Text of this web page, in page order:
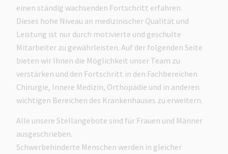
einen ständig wachsenden Fortschritt erfahren.
Dieses hohe Niveau an medizinischer Qualität und
Leistung ist nur durch motivierte und geschulte
Mitarbeiter zu gewährleisten. Auf der folgenden Seite
bieten wir Ihnen die Möglichkeit unser Team zu
verstärken und den Fortschritt in den Fachbereichen
Chirurgie, Innere Medizin, Orthopädie und in anderen
wichtigen Bereichen des Krankenhauses zu erweitern.
Alle unsere Stellangebote sind für Frauen und Männer
ausgeschrieben.
Schwerbehinderte Menschen werden in gleicher